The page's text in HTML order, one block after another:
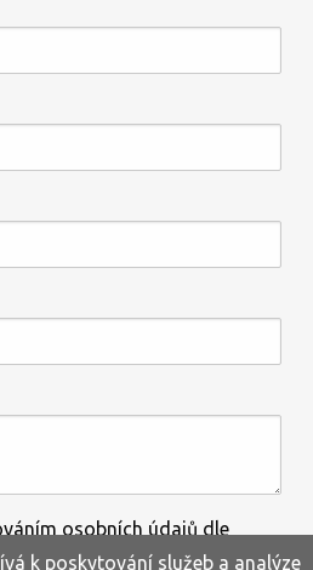
osobních údajů dle
k poskytování služeb a analýze